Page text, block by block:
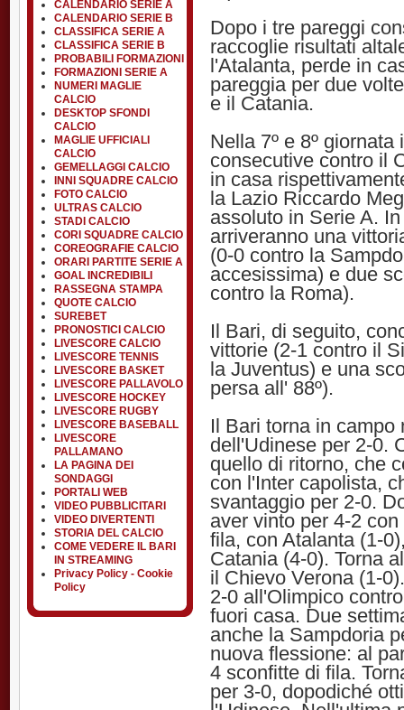
CALENDARIO SERIE A
CALENDARIO SERIE B
CLASSIFICA SERIE A
CLASSIFICA SERIE B
PROBABILI FORMAZIONI
FORMAZIONI SERIE A
NUMERI MAGLIE
CALCIO
DESKTOP SFONDI
CALCIO
MAGLIE UFFICIALI
CALCIO
GEMELLAGGI CALCIO
INNI SQUADRE CALCIO
FOTO CALCIO
ULTRAS CALCIO
STADI CALCIO
CORI SQUADRE CALCIO
COREOGRAFIE CALCIO
ORARI PARTITE SERIE A
GOAL INCREDIBILI
RASSEGNA STAMPA
QUOTE CALCIO
SUREBET
PRONOSTICI CALCIO
LIVESCORE CALCIO
LIVESCORE TENNIS
LIVESCORE BASKET
LIVESCORE PALLAVOLO
LIVESCORE HOCKEY
LIVESCORE RUGBY
LIVESCORE BASEBALL
LIVESCORE
PALLAMANO
LA PAGINA DEI
SONDAGGI
PORTALI WEB
VIDEO PUBBLICITARI
VIDEO DIVERTENTI
STORIA DEL CALCIO
COME VEDERE IL BARI
IN STREAMING
Privacy Policy - Cookie
Policy
Dopo i tre pareggi
raccoglie risultati
l'Atalanta, perde in
pareggia per due
e il Catania.
Nella 7º e 8º
consecutive contro il
in casa
la Lazio Riccardo
assoluto in Serie A.
arriveranno una
(0-0 contro la
accesissima) e due
contro la Roma).
Il Bari, di seguito,
vittorie (2-1 contro il
la Juventus) e una
persa all' 88º).
Il Bari torna in
dell'Udinese per 2-0.
quello di ritorno, che
con l'Inter capolista,
svantaggio per 2-0.
aver vinto per 4-2
fila, con Atalanta (1-
Catania (4-0). Torna
il Chievo Verona (1-
2-0 all'Olimpico
fuori casa. Due
anche la Sampdoria
nuova flessione: al
4 sconfitte di fila.
per 3-0, dopodiché